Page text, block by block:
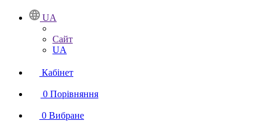
UA
Сайт
UA
Кабінет
0 Порівняння
0 Вибране